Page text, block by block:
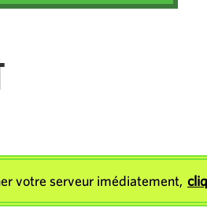
votre serveur imédiatement,